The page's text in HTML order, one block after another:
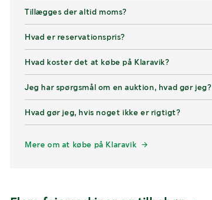
Tillægges der altid moms?
Hvad er reservationspris?
Hvad koster det at købe på Klaravik?
Jeg har spørgsmål om en auktion, hvad gør jeg?
Hvad gør jeg, hvis noget ikke er rigtigt?
Mere om at købe på Klaravik